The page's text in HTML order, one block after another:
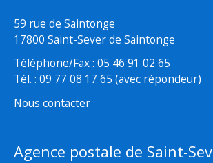
59 rue de Saintonge
17800 Saint-Sever de Saintonge
Téléphone/Fax : 05 46 91 02 65
Tél. : 09 77 08 17 65 (avec répondeur)
Nous contacter
Agence postale de Saint-